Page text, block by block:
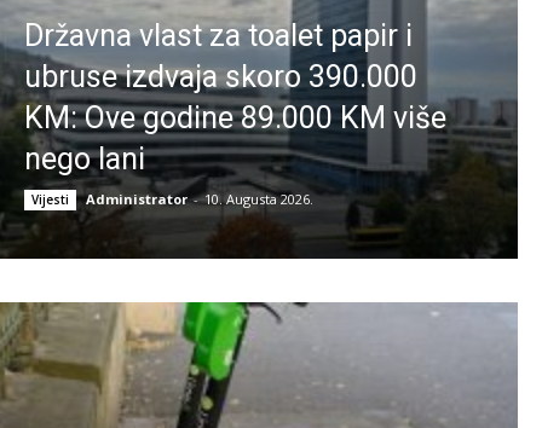
Državna vlast za toalet papir i
ubruse izdvaja skoro 390.000
KM: Ove godine 89.000 KM više
nego lani
Vijesti Administrator - 10. Augusta 2026.